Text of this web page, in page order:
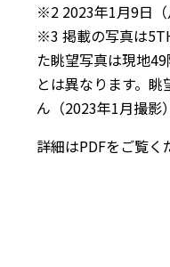
※2 2023年1月9日（
※3 掲載の写真は
た眺望写真は現地
とは異なります。
ん（2023年1月撮影
詳細はPDFをご覧く